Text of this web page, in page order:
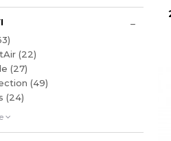
(22)
(27)
(49)
(24)